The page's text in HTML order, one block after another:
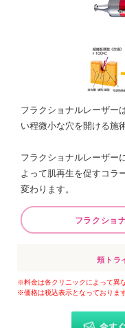
※料金は各クリニックによって異
※価格は税込表示となっております
フラクショナルレーザー
い程微小な穴を開ける施
フラクショナルレーザー
よって肌再生を促すコラ
変わります。
フラクショ
頬トラ